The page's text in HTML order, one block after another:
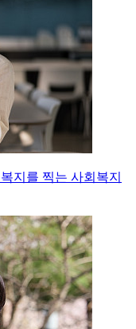
지를 찍는 사회복지